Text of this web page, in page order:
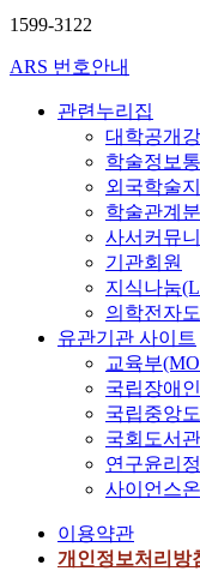
1599-3122
ARS 번호안내
관련누리집
대학공개
학술정보
외국학술
학술관계
사서커뮤니
기관회원
지식나눔
의학전자
유관기관 사이트
교육부
국립장애
국립중앙
국회도서
연구윤리
사이언스
이용약관
개인정보처리방